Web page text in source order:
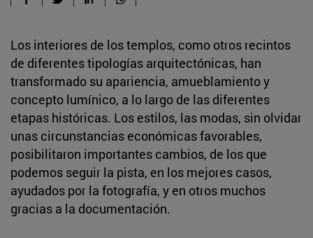
Los interiores de los templos, como otros recintos
de diferentes tipologías arquitectónicas, han
transformado su apariencia, amueblamiento y
concepto lumínico, a lo largo de las diferentes
etapas históricas. Los estilos, las modas, sin olvidar
unas circunstancias económicas favorables,
posibilitaron importantes cambios, de los que
podemos seguir la pista, en los mejores casos,
ayudados por la fotografía, y en otros muchos
gracias a la documentación.